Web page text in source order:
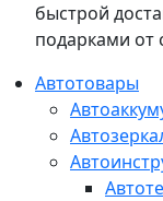
быстрой
подарками от
Автотовары